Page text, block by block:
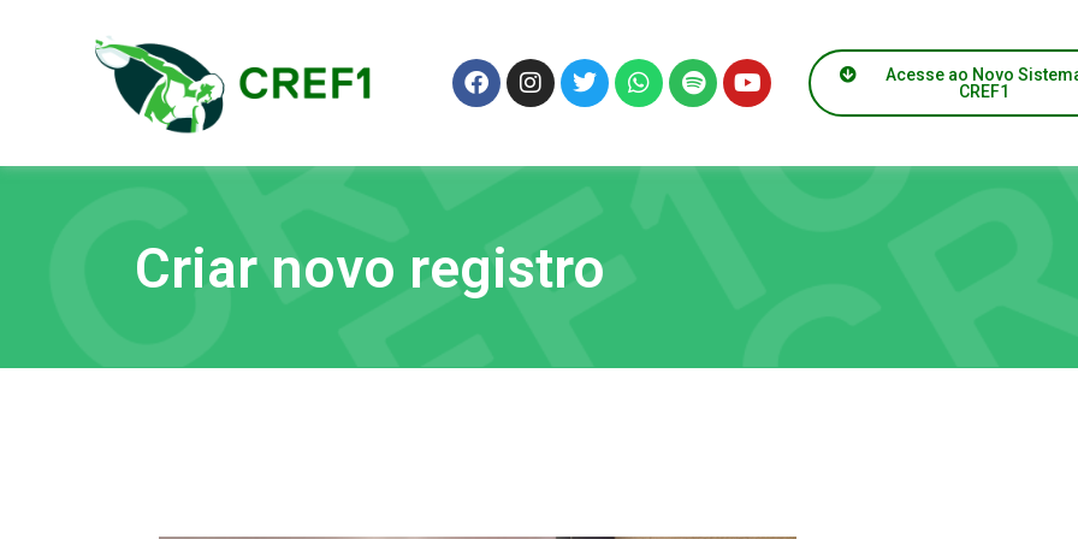
Acesse ao Novo
CREF1
Criar novo registro